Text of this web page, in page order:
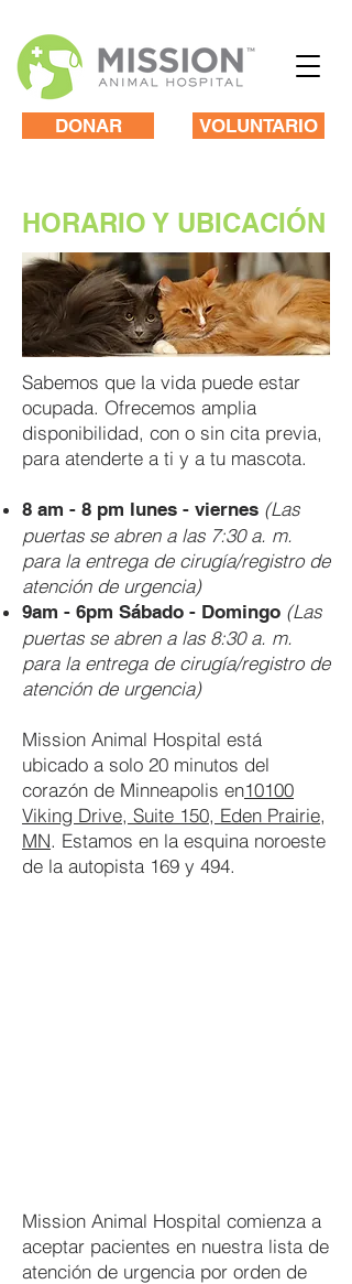
VOLUNTARIO
DONAR
HORARIO Y UBICACIÓN
Sabemos que la vida puede estar
ocupada. Ofrecemos amplia
disponibilidad, con o sin cita previa,
para atenderte a ti y a tu mascota.
8 am - 8 pm lunes - viernes (Las
puertas se abren a las 7:30 a. m.
para la entrega de cirugía/registro de
atención de urgencia)
9am - 6pm Sábado - Domingo (Las
puertas se abren a las 8:30 a. m.
para la entrega de cirugía/registro de
atención de urgencia)
Mission Animal Hospital está
ubicado a solo 20 minutos del
corazón de Minneapolis en10100
Viking Drive, Suite 150, Eden Prairie,
MN. Estamos en la esquina noroeste
de la autopista 169 y 494.
Mission Animal Hospital comienza a
aceptar pacientes en nuestra lista de
atención de urgencia por orden de